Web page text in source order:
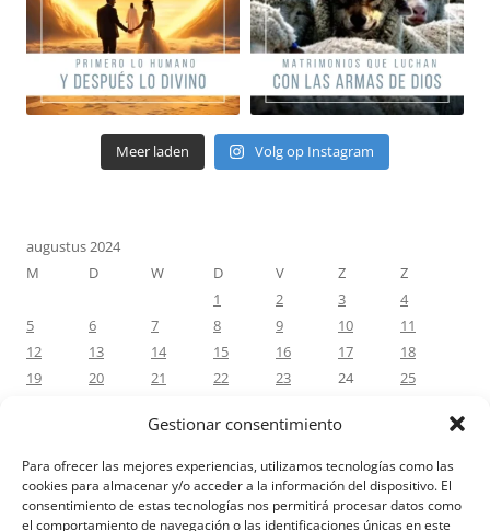
Gestionar consentimiento
Para ofrecer las mejores experiencias, utilizamos tecnologías como las
cookies para almacenar y/o acceder a la información del dispositivo. El
consentimiento de estas tecnologías nos permitirá procesar datos como
el comportamiento de navegación o las identificaciones únicas en este
Meer laden Volg op Instagram
augustus 2024
M
D W D V Z
Z
1
2 3
4
5
6 7 8 9 10
11
12
13 14 15 16 17
18
19
20 21 22 23 24
25
RECENTE REACTIES